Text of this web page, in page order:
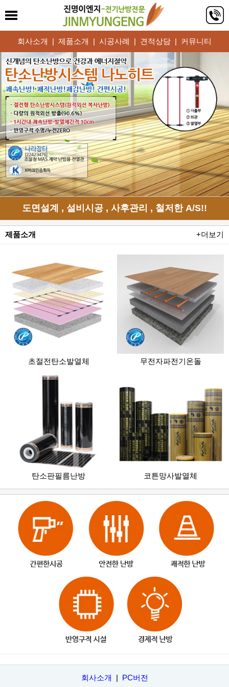
회사소개 | 제품소개 | 시공사례 | 견적상담 | 커뮤니티
도면설계 , 설비시공 , 사후관리 , 철저한 A/S!!
제품소개 +더보기
초절전탄소발열체 무전자파전기온돌
탄소판필름난방 코튼망사발열체
회사소개 | PC버전